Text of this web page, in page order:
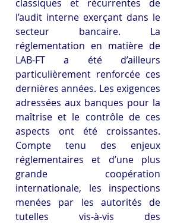
classiques et récurrentes de
l’audit interne exerçant dans le
secteur bancaire. La
réglementation en matière de
LAB-FT a été d’ailleurs
particulièrement renforcée ces
dernières années. Les exigences
adressées aux banques pour la
maîtrise et le contrôle de ces
aspects ont été croissantes.
Compte tenu des enjeux
réglementaires et d’une plus
grande coopération
internationale, les inspections
menées par les autorités de
tutelles vis-à-vis des